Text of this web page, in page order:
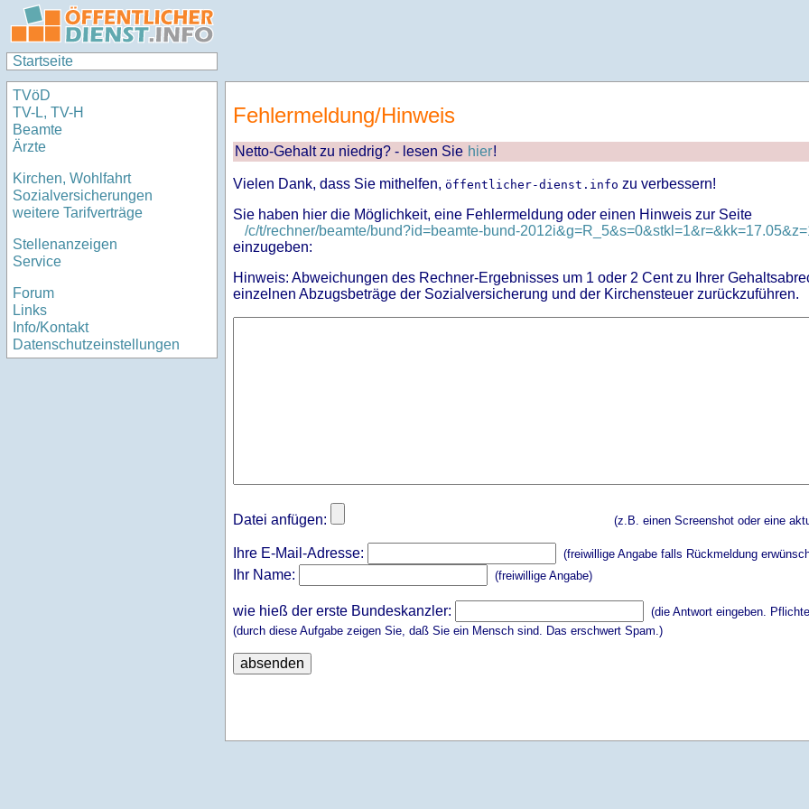
Startseite
TVöD
TV-L, TV-H
Beamte
Ärzte
Kirchen, Wohlfahrt
Sozialversicherungen
weitere Tarifverträge
Stellenanzeigen
Service
Forum
Links
Info/Kontakt
Datenschutzeinstellungen
Fehlermeldung/Hinweis
Netto-Gehalt zu niedrig? - lesen Sie hier!
Vielen Dank, dass Sie mithelfen, öffentlicher-dienst.info zu verbessern!
Sie haben hier die Möglichkeit, eine Fehlermeldung oder einen Hinweis zur Seite
/c/t/rechner/beamte/bund?id=beamte-bund-
einzugeben:
Hinweis: Abweichungen des Rechner-Ergebnisses um 1 oder 2 Cent zu Ihrer
einzelnen Abzugsbeträge der Sozialversicherung und der Kirchensteuer zurückzuführen.
Datei anfügen: (z.B. einen Screenshot oder eine
Ihre E-Mail-Adresse: (freiwillige Angabe falls Rückmeldung
Ihr Name: (freiwillige Angabe)
wie hieß der erste Bundeskanzler:
(die Antwort eingeben.
(durch diese Aufgabe zeigen Sie, daß Sie ein Mensch sind. Das erschwert Spam.)